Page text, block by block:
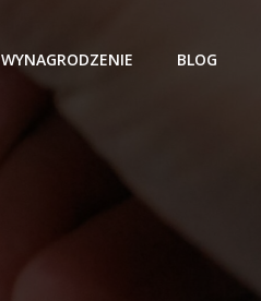
WYNAGRODZENIE BLOG